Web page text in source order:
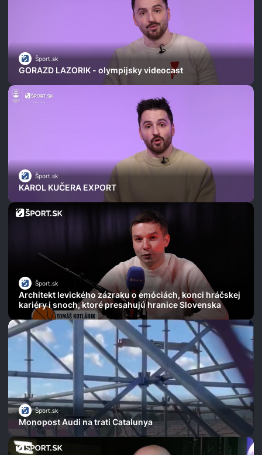
Šport.sk
GORAZD LAZORIK - olympijsky videocast
Šport.sk
KAROL KUČERA EXPORT
Šport.sk
Architekt levického zázraku o emóciách, konci hráčskej
kariéry i snoch, ktoré presahujú hranice Slovenska
Šport.sk
Monopost Audi na trati Catalunya